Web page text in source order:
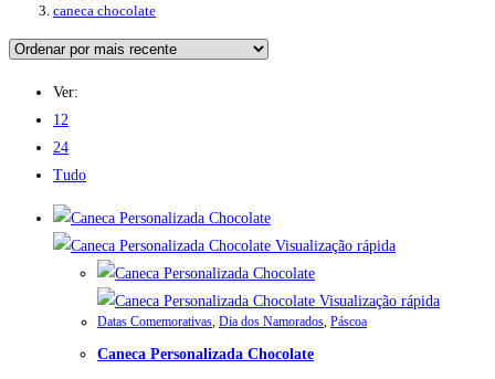
caneca chocolate
Ver:
12
24
Tudo
Visualização rápida
Visualização rápida
Datas Comemorativas, Dia dos Namorados, Páscoa
Caneca Personalizada Chocolate